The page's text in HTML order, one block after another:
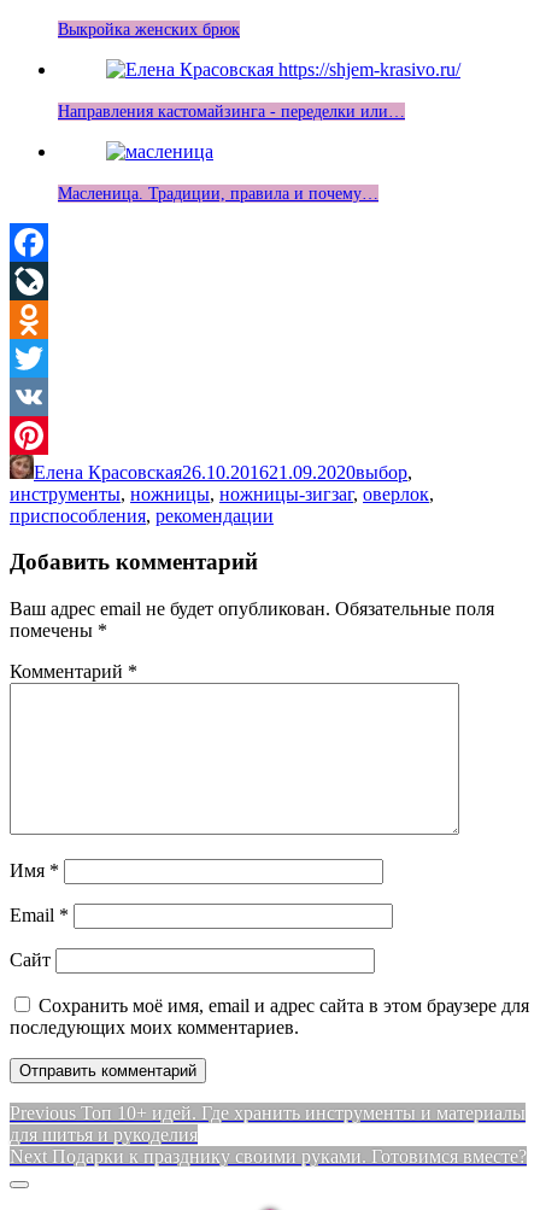
Выкройка женских брюк
Направления кастомайзинга - переделки или…
Масленица. Традиции, правила и почему…
Facebook
LiveJournal
Odnoklassniki
Twitter
VK
Pinterest
Елена Красовская26.10.201621.09.2020выбор,
инструменты, ножницы, ножницы-зигзаг, оверлок,
приспособления, рекомендации
Добавить комментарий
Ваш адрес email не будет опубликован. Обязательные поля
помечены *
Комментарий *
Имя *
Email *
Сайт
Сохранить моё имя, email и адрес сайта в этом браузере для
последующих моих комментариев.
Навигация
по
записям
Previous Previous
post:
Топ 10+ идей. Где хранить инструменты и материалы
для шитья и рукоделия
Next Next
Подарки к празднику своими руками. Готовимся вместе?
Sidebar